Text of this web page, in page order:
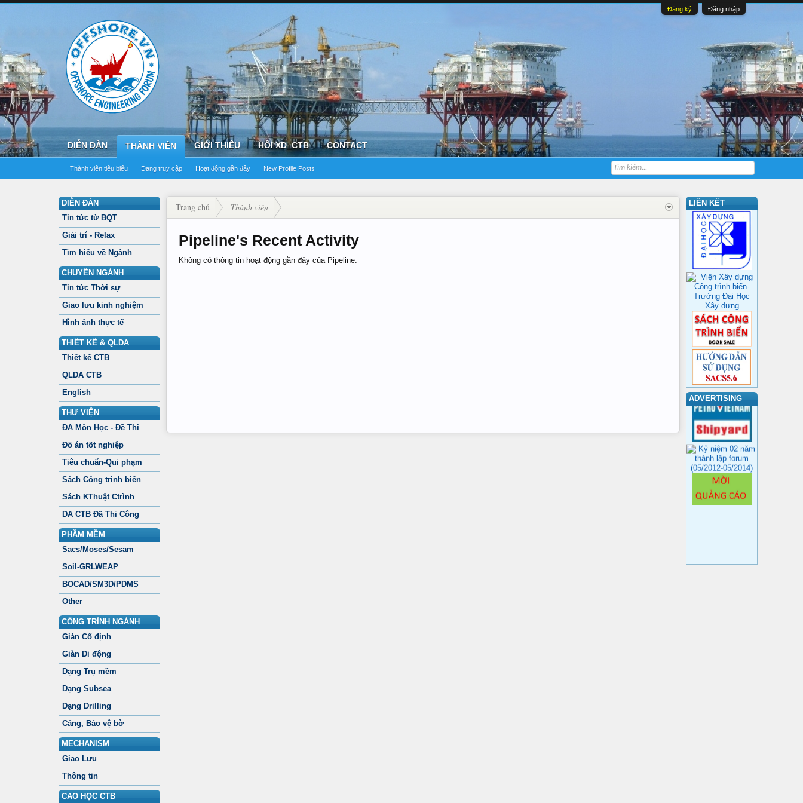
Đăng ký Đăng nhập
DIỄN ĐÀN THÀNH VIÊN
Thành viên tiêu biểu Đang truy cập Hoạt động gần đây New Profile Posts
GIỚI THIỆU HỘI XD_CTB CONTACT
DIỄN ĐÀN
Tin tức từ BQT
Giải trí - Relax
Tìm hiểu về Ngành
CHUYÊN NGÀNH
Tin tức Thời sự
Giao lưu kinh nghiệm
Hình ảnh thực tế
THIẾT KẾ & QLDA
Thiết kế CTB
QLDA CTB
English
THƯ VIỆN
ĐA Môn Học - Đề Thi
Đồ án tốt nghiệp
Tiêu chuẩn-Qui phạm
Sách Công trình biển
Sách KThuật Ctrình
DA CTB Đã Thi Công
PHẦM MỀM
Sacs/Moses/Sesam
Soil-GRLWEAP
BOCAD/SM3D/PDMS
Other
CÔNG TRÌNH NGÀNH
Giàn Cố định
Giàn Di động
Dạng Trụ mềm
Dạng Subsea
Dạng Drilling
Cảng, Bảo vệ bờ
MECHANISM
Giao Lưu
Thông tin
CAO HỌC CTB
Trang chủ Thành viên
Pipeline's Recent Activity
Không có thông tin hoạt động gần đây của Pipeline.
LIÊN KẾT
ADVERTISING